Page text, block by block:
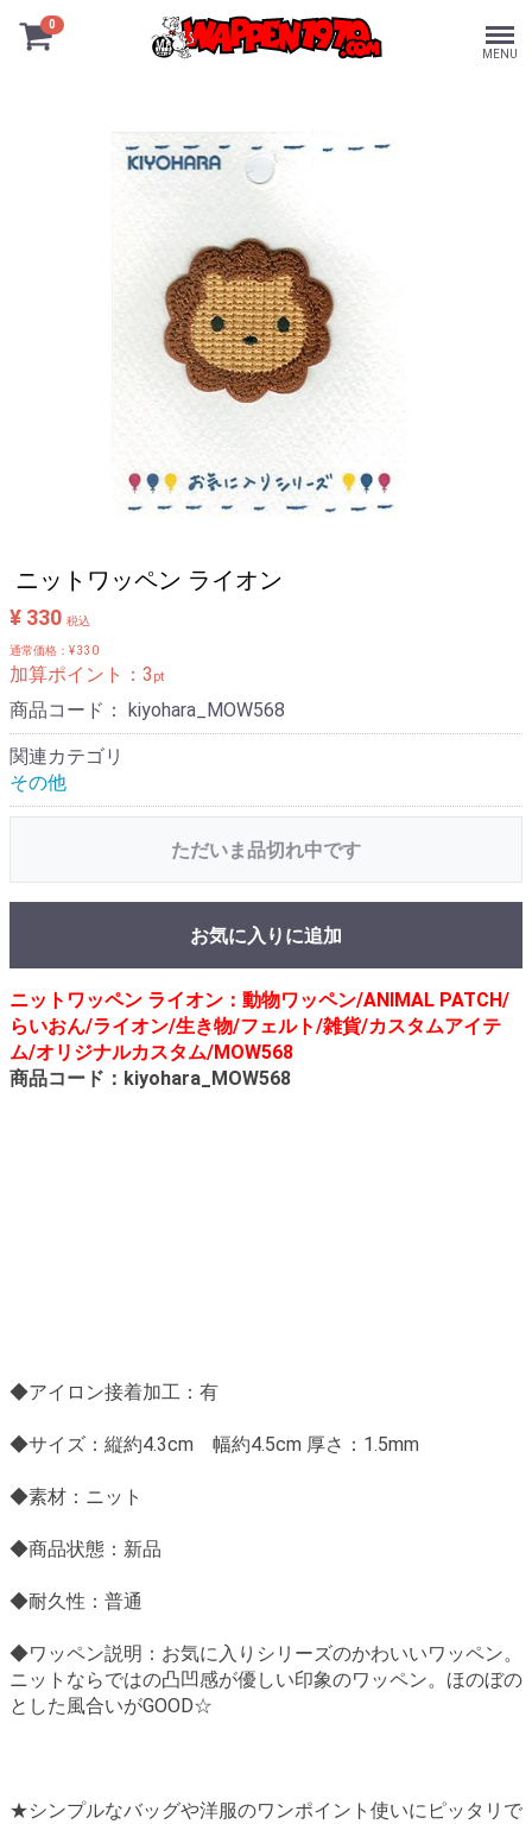
0
MENU
ニットワッペン ライオン
¥ 330 税込
通常価格：¥ 330
加算ポイント： 3 pt
商品コード： kiyohara_MOW568
関連カテゴリ
その他
ただいま品切れ中です
お気に入りに追加
ニットワッペン ライオン：動物ワッペン/ANIMAL PATCH/
らいおん/ライオン/生き物/フェルト/雑貨/カスタムアイテ
ム/オリジナルカスタム/MOW568
商品コード：kiyohara_MOW568
◆アイロン接着加工：有
◆サイズ：縦約4.3cm 幅約4.5cm 厚さ：1.5mm
◆素材：ニット
◆商品状態：新品
◆耐久性：普通
◆ワッペン説明：お気に入りシリーズのかわいいワッペン。
ニットならではの凸凹感が優しい印象のワッペン。ほのぼの
とした風合いがGOOD☆
★シンプルなバッグや洋服のワンポイント使いにピッタリで